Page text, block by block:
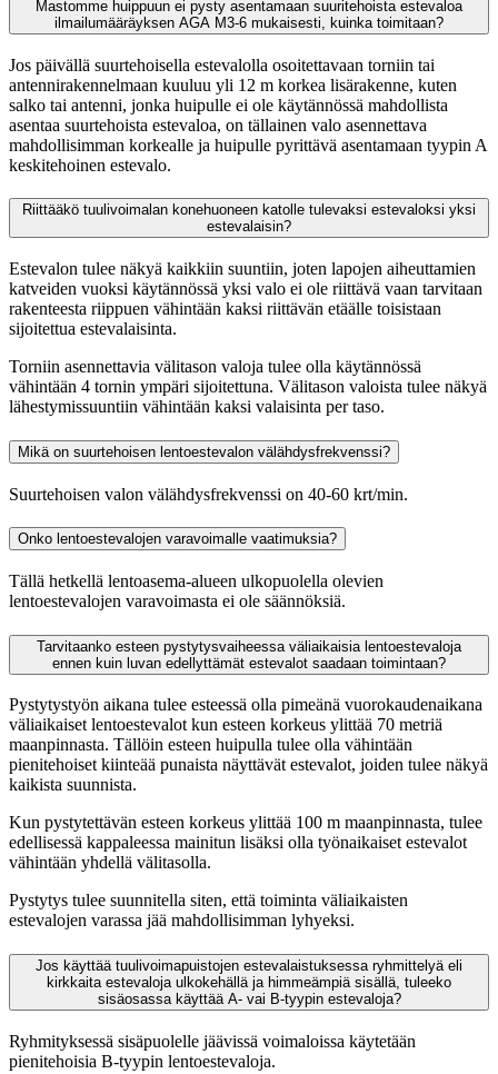
Mastomme huippuun ei pysty asentamaan suuritehoista estevaloa
ilmailumääräyksen AGA M3-6 mukaisesti, kuinka toimitaan?
Jos päivällä suurtehoisella estevalolla osoitettavaan torniin tai
antennirakennelmaan kuuluu yli 12 m korkea lisärakenne, kuten
salko tai antenni, jonka huipulle ei ole käytännössä mahdollista
asentaa suurtehoista estevaloa, on tällainen valo asennettava
mahdollisimman korkealle ja huipulle pyrittävä asentamaan tyypin A
keskitehoinen estevalo.
Riittääkö tuulivoimalan konehuoneen katolle tulevaksi estevaloksi yksi
estevalaisin?
Estevalon tulee näkyä kaikkiin suuntiin, joten lapojen aiheuttamien
katveiden vuoksi käytännössä yksi valo ei ole riittävä vaan tarvitaan
rakenteesta riippuen vähintään kaksi riittävän etäälle toisistaan
sijoitettua estevalaisinta.
Torniin asennettavia välitason valoja tulee olla käytännössä
vähintään 4 tornin ympäri sijoitettuna. Välitason valoista tulee näkyä
lähestymissuuntiin vähintään kaksi valaisinta per taso.
Mikä on suurtehoisen lentoestevalon välähdysfrekvenssi?
Suurtehoisen valon välähdysfrekvenssi on 40-60 krt/min.
Onko lentoestevalojen varavoimalle vaatimuksia?
Tällä hetkellä lentoasema-alueen ulkopuolella olevien
lentoestevalojen varavoimasta ei ole säännöksiä.
Tarvitaanko esteen pystytysvaiheessa väliaikaisia lentoestevaloja
ennen kuin luvan edellyttämät estevalot saadaan toimintaan?
Pystytystyön aikana tulee esteessä olla pimeänä vuorokaudenaikana
väliaikaiset lentoestevalot kun esteen korkeus ylittää 70 metriä
maanpinnasta. Tällöin esteen huipulla tulee olla vähintään
pienitehoiset kiinteää punaista näyttävät estevalot, joiden tulee näkyä
kaikista suunnista.
Kun pystytettävän esteen korkeus ylittää 100 m maanpinnasta, tulee
edellisessä kappaleessa mainitun lisäksi olla työnaikaiset estevalot
vähintään yhdellä välitasolla.
Pystytys tulee suunnitella siten, että toiminta väliaikaisten
estevalojen varassa jää mahdollisimman lyhyeksi.
Jos käyttää tuulivoimapuistojen estevalaistuksessa ryhmittelyä eli
kirkkaita estevaloja ulkokehällä ja himmeämpiä sisällä, tuleeko
sisäosassa käyttää A- vai B-tyypin estevaloja?
Ryhmityksessä sisäpuolelle jäävissä voimaloissa käytetään
pienitehoisia B-tyypin lentoestevaloja.